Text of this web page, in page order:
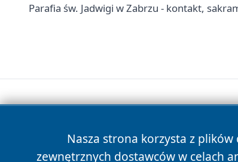
Parafia św. Jadwigi w Zabrzu - kontakt,
Nasza strona korzysta z
zewnętrznych dostawców w celach